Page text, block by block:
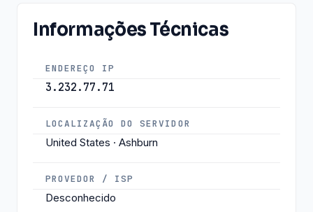
Informações Técnicas
ENDEREÇO IP
3.232.77.71
LOCALIZAÇÃO DO SERVIDOR
United States · Ashburn
PROVEDOR / ISP
Desconhecido